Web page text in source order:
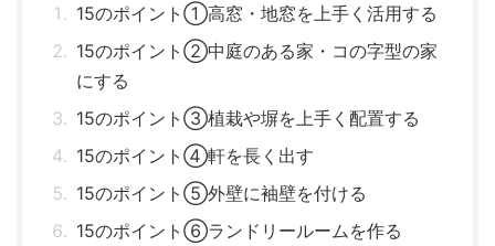
15のポイント①高窓・地窓を上手く活用する
15のポイント②中庭のある家・コの字型の家
にする
15のポイント③植栽や塀を上手く配置する
15のポイント④軒を長く出す
15のポイント⑤外壁に袖壁を付ける
15のポイント⑥ランドリールームを作る